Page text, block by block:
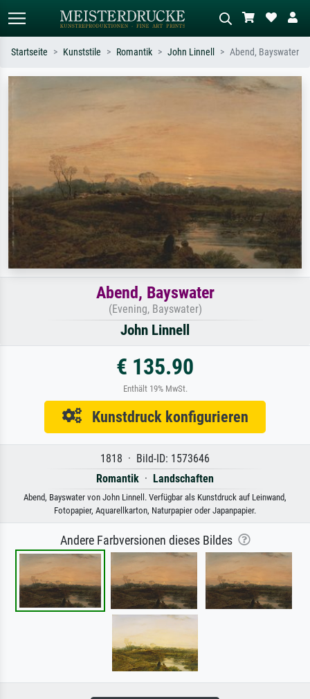
Standardsuche KI-Bildersuche
oder Stilen – z.B. Monet,
Hokusai, Akt.
Startseite Kunststile Romantik John Linnell Abend, Bayswater
Abend, Bayswater
(Evening, Bayswater)
John Linnell
€ 135.90
Enthält 19% MwSt.
Kunstdruck konfigurieren
1818 · Bild-ID: 1573646
Romantik · Landschaften
Abend, Bayswater von John Linnell. Verfügbar als Kunstdruck auf Leinwand,
Fotopapier, Aquarellkarton, Naturpapier oder Japanpapier.
Andere Farbversionen dieses Bildes